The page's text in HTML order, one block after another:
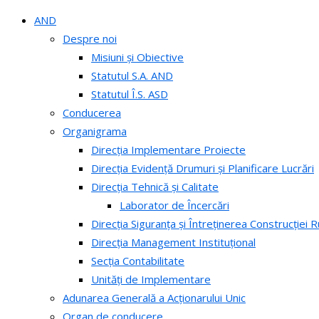
AND
Despre noi
Misiuni și Obiective
Statutul S.A. AND
Statutul Î.S. ASD
Conducerea
Organigrama
Direcția Implementare Proiecte
Direcția Evidență Drumuri și Planificare Lucrări
Direcția Tehnică și Calitate
Laborator de Încercări
Direcția Siguranța și Întreținerea Construcției
Direcția Management Instituțional
Secția Contabilitate
Unități de Implementare
Adunarea Generală a Acționarului Unic
Organ de conducere